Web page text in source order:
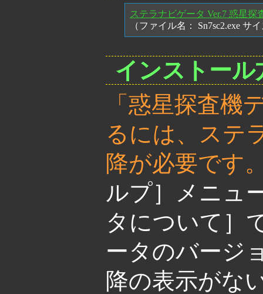
ステラナビゲータ Ver.7 惑星探
（ファイル名： Sn7sc2.exe サ
インストール
「惑星探査機
るには、ステ
降が必要です
ルプ］メニュ
タについて］
ータのバージ
降の表示がな